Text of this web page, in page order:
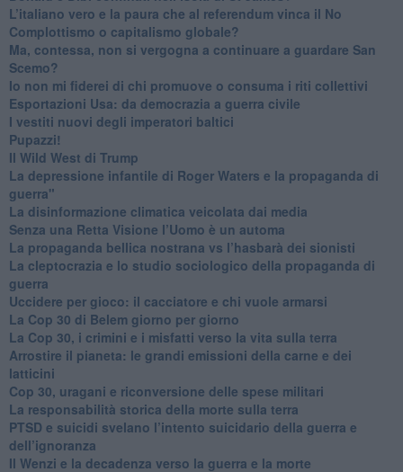
L’italiano vero e la paura che al referendum vinca il No
​Complottismo o capitalismo globale?
​Ma, contessa, non si vergogna a continuare a guardare San
Scemo?
​Io non mi fiderei di chi promuove o consuma i riti collettivi
Esportazioni Usa: da democrazia a guerra civile
​I vestiti nuovi degli imperatori baltici
​Pupazzi!
​Il Wild West di Trump
​La depressione infantile di Roger Waters e la propaganda di
guerra"
​La disinformazione climatica veicolata dai media
Senza una Retta Visione l’Uomo è un automa
​La propaganda bellica nostrana vs l’hasbarà dei sionisti
​La cleptocrazia e lo studio sociologico della propaganda di
guerra
​Uccidere per gioco: il cacciatore e chi vuole armarsi
​La Cop 30 di Belem giorno per giorno
La Cop 30, i crimini e i misfatti verso la vita sulla terra
Arrostire il pianeta: le grandi emissioni della carne e dei
latticini
​Cop 30, uragani e riconversione delle spese militari
La responsabilità storica della morte sulla terra
PTSD e suicidi svelano l’intento suicidario della guerra e
dell’ignoranza
Il Wenzi e la decadenza verso la guerra e la morte